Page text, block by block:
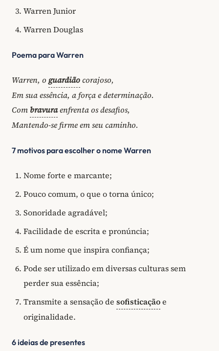
Warren Junior
Warren Douglas
Poema para Warren
Warren, o guardiãocorajoso,
Em sua essência, a força e determinação.
Com bravuraenfrenta os desafios,
Mantendo-se firme em seu caminho.
7 motivos para escolher o nome Warren
Nome forte e marcante;
Pouco comum, o que o torna único;
Sonoridade agradável;
Facilidade de escrita e pronúncia;
É um nome que inspira confiança;
Pode ser utilizado em diversas culturas sem
perder sua essência;
Transmite a sensação de sofisticaçãoe
originalidade.
6 ideias de presentes